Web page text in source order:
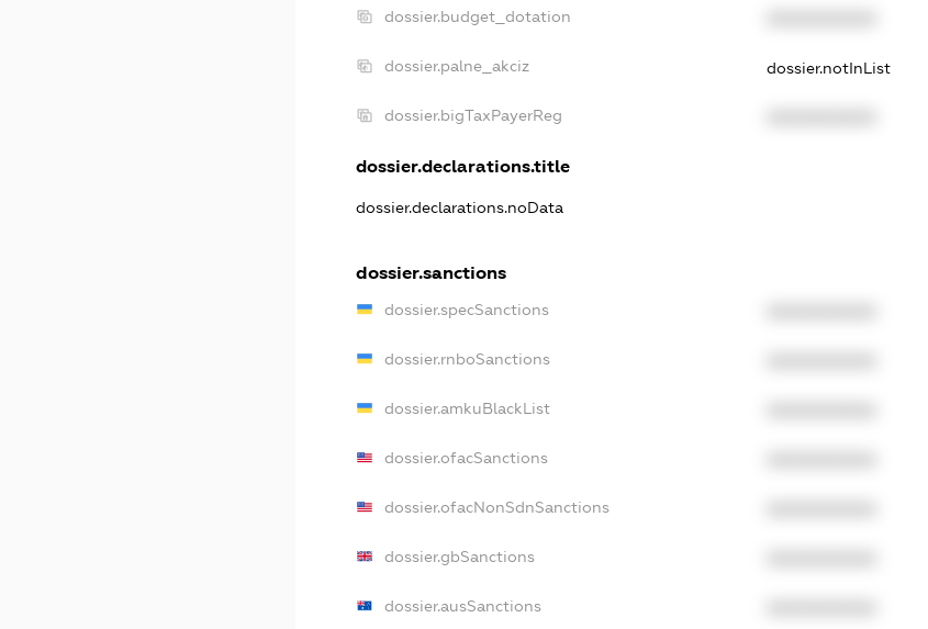
dossier.budget_dotation
dossier.palne_akciz dossier.notInList
dossier.bigTaxPayerReg
dossier.declarations.title
dossier.declarations.noData
dossier.sanctions
dossier.specSanctions
dossier.rnboSanctions
dossier.amkuBlackList
dossier.ofacSanctions
dossier.ofacNonSdnSanctions
dossier.gbSanctions
dossier.ausSanctions